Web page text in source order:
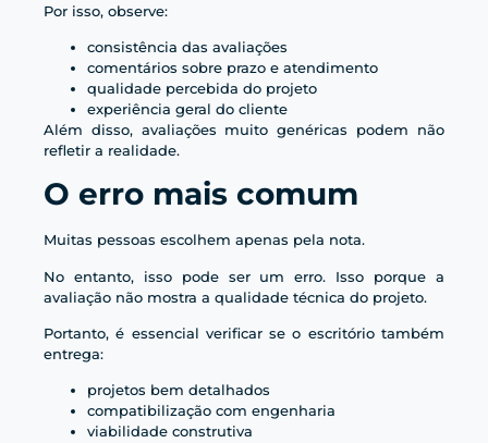
Por isso, observe:
consistência das avaliações
comentários sobre prazo e atendimento
qualidade percebida do projeto
experiência geral do cliente
Além disso, avaliações muito genéricas podem não
refletir a realidade.
O erro mais comum
Muitas pessoas escolhem apenas pela nota.
No entanto, isso pode ser um erro. Isso porque a
avaliação não mostra a qualidade técnica do projeto.
Portanto, é essencial verificar se o escritório também
entrega:
projetos bem detalhados
compatibilização com engenharia
viabilidade construtiva